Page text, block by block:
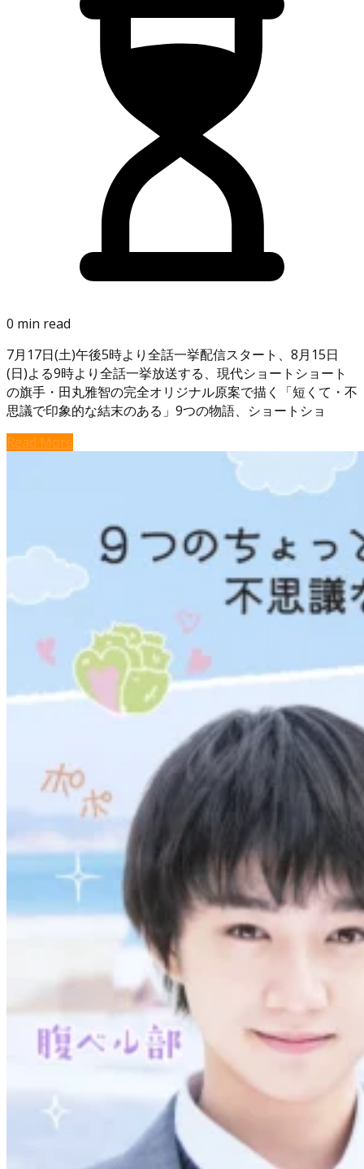
0 min read
7月17日(土)午後5時より全話一挙配信スタート、8月15日
(日)よる9時より全話一挙放送する、現代ショートショート
の旗手・田丸雅智の完全オリジナル原案で描く「短くて・不
思議で印象的な結末のある」9つの物語、ショートショ
Read More